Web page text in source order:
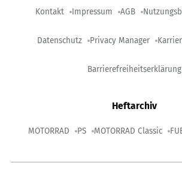
Kontakt Impressum AGB
Datenschutz Privacy Manager
Barrierefreiheitserklärung
Heftarchiv
MOTORRAD PS MOTORRAD Classic